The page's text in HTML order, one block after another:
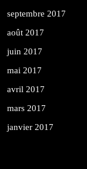
septembre 2017
août 2017
juin 2017
mai 2017
avril 2017
mars 2017
janvier 2017